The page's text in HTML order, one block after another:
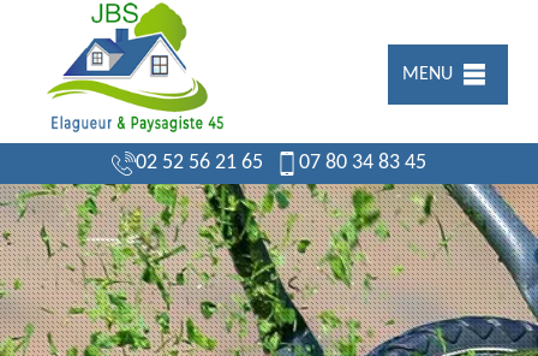
MENU
02 52 56 21 65 07 80 34 83 45